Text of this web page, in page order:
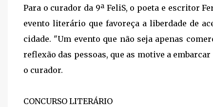
Para o curador da 9ª FeliS, o poeta e escritor
evento literário que favoreça a liberdade de
cidade. "Um evento que não seja apenas
reflexão das pessoas, que as motive a
o curador.
CONCURSO LITERÁRIO